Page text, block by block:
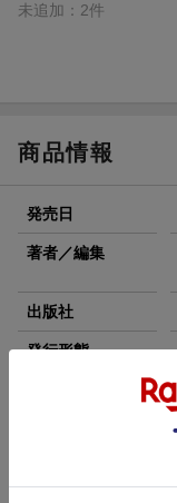
未追加： 2件
商品情報
発売日
著者／編集
出版社
発行形態